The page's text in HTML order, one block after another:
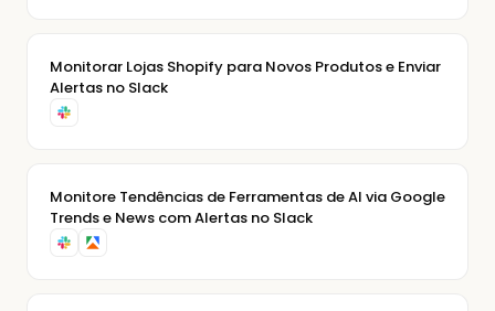
Monitorar Lojas Shopify para Novos Produtos e Enviar
Alertas no Slack
Monitore Tendências de Ferramentas de AI via Google
Trends e News com Alertas no Slack